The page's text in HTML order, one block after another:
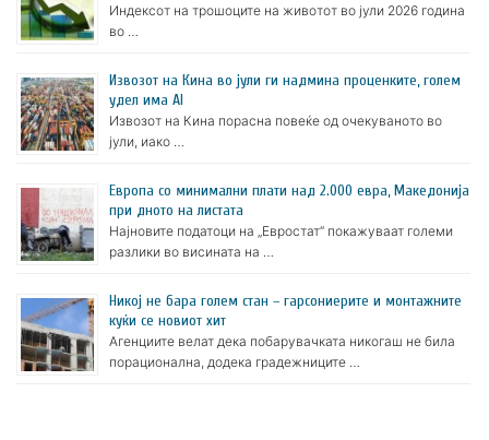
Индексот на трошоците на животот во јули 2026 година
во …
Извозот на Кина во јули ги надмина проценките, голем
удел има AI
Извозот на Кина порасна повеќе од очекуваното во
јули, иако …
Европа со минимални плати над 2.000 евра, Македонија
при дното на листата
Најновите податоци на „Евростат“ покажуваат големи
разлики во висината на …
Никој не бара голем стан – гарсониерите и монтажните
куќи се новиот хит
Агенциите велат дека побарувачката никогаш не била
порационална, додека градежниците …